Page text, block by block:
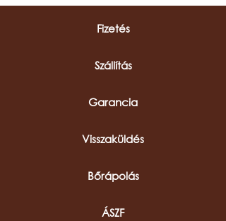
Fizetés
Szállítás
Garancia
Visszaküldés
Bőrápolás
ÁSZF